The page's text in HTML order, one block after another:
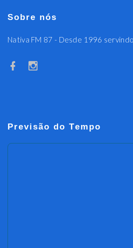
Sobre nós
Nativa FM 87 - Desde 1996
Previsão do Tempo